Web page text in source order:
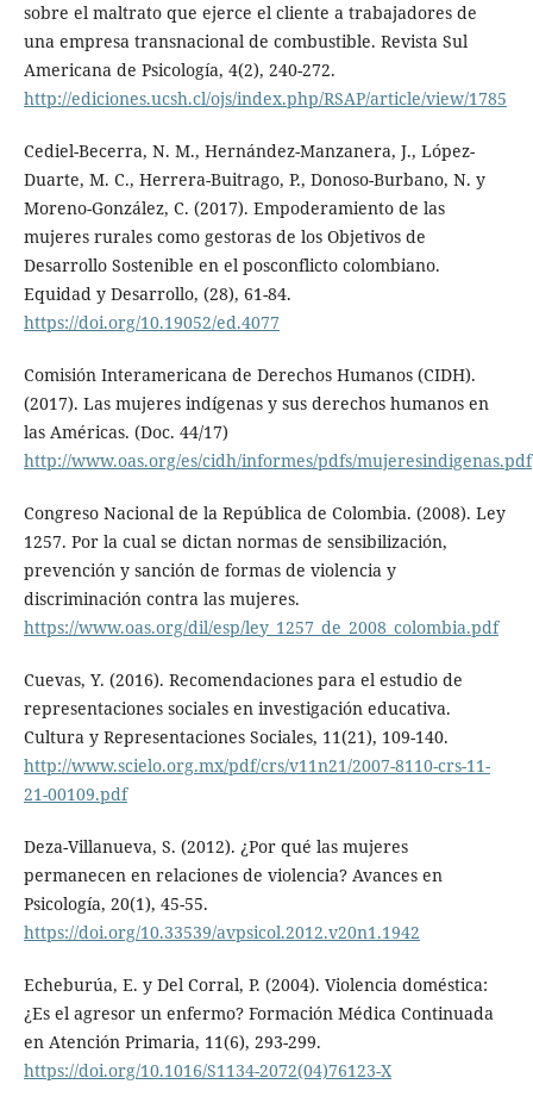
sobre el maltrato que ejerce el cliente a trabajadores de
una empresa transnacional de combustible. Revista Sul
Americana de Psicología, 4(2), 240-272.
http://ediciones.ucsh.cl/ojs/index.php/RSAP/article/view/1785
Cediel-Becerra, N. M., Hernández-Manzanera, J., López-
Duarte, M. C., Herrera-Buitrago, P., Donoso-Burbano, N. y
Moreno-González, C. (2017). Empoderamiento de las
mujeres rurales como gestoras de los Objetivos de
Desarrollo Sostenible en el posconflicto colombiano.
Equidad y Desarrollo, (28), 61-84.
https://doi.org/10.19052/ed.4077
Comisión Interamericana de Derechos Humanos (CIDH).
(2017). Las mujeres indígenas y sus derechos humanos en
las Américas. (Doc. 44/17)
http://www.oas.org/es/cidh/informes/pdfs/mujeresindigenas.pdf
Congreso Nacional de la República de Colombia. (2008). Ley
1257. Por la cual se dictan normas de sensibilización,
prevención y sanción de formas de violencia y
discriminación contra las mujeres.
https://www.oas.org/dil/esp/ley_1257_de_2008_colombia.pdf
Cuevas, Y. (2016). Recomendaciones para el estudio de
representaciones sociales en investigación educativa.
Cultura y Representaciones Sociales, 11(21), 109-140.
http://www.scielo.org.mx/pdf/crs/v11n21/2007-8110-crs-11-
21-00109.pdf
Deza-Villanueva, S. (2012). ¿Por qué las mujeres
permanecen en relaciones de violencia? Avances en
Psicología, 20(1), 45-55.
https://doi.org/10.33539/avpsicol.2012.v20n1.1942
Echeburúa, E. y Del Corral, P. (2004). Violencia doméstica:
¿Es el agresor un enfermo? Formación Médica Continuada
en Atención Primaria, 11(6), 293-299.
https://doi.org/10.1016/S1134-2072(04)76123-X